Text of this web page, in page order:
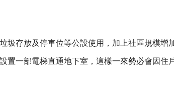
圾存放及停車位等公設使用，加上社區規模增
置一部電梯直通地下室，這樣一來勢必會因住